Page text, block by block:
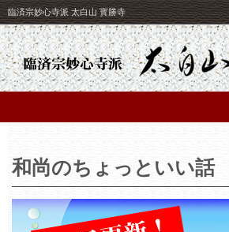
臨済宗妙心寺派 太白山 寳勝寺
和尚のちょっといい話